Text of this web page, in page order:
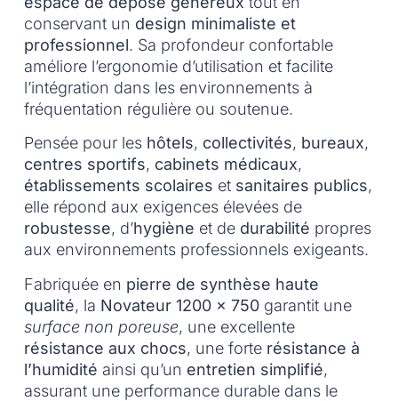
conservant un design minimaliste et
professionnel. Sa profondeur confortable
améliore l’ergonomie d’utilisation et facilite
l’intégration dans les environnements à
fréquentation régulière ou soutenue.
Pensée pour les hôtels, collectivités, bureaux,
centres sportifs, cabinets médicaux,
établissements scolaires et sanitaires publics,
elle répond aux exigences élevées de
robustesse, d’hygiène et de durabilité propres
aux environnements professionnels exigeants.
Fabriquée en pierre de synthèse haute
qualité, la Novateur 1200 x 750garantit une
surface non poreuse, une excellente
résistance aux chocs, une forte résistance à
l’humidité ainsi qu’un entretien simplifié,
assurant une performance durable dans le